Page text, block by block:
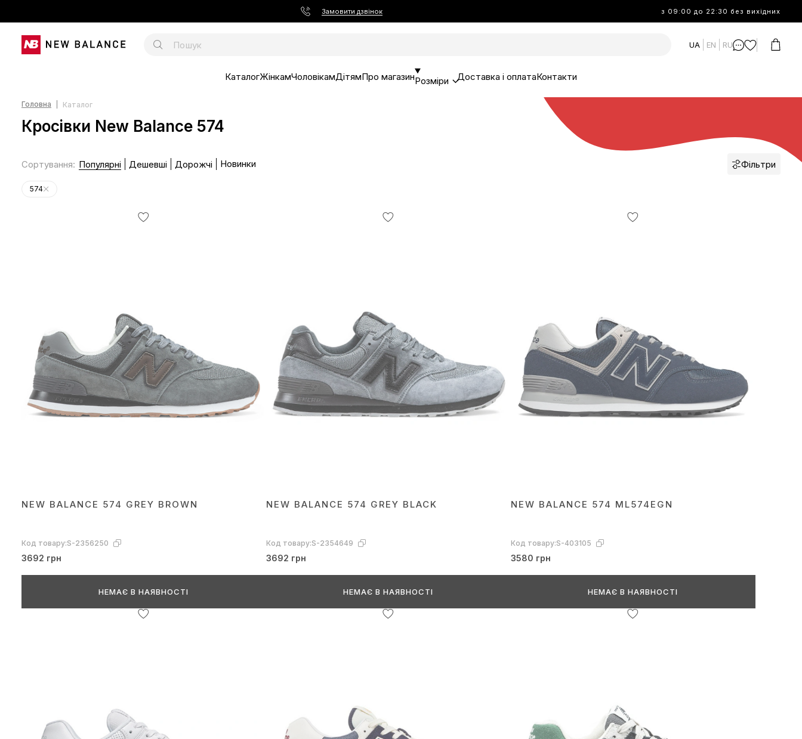
Замовити дзвінок з 09:00 до 22:30 без вихідних
UA EN RU
КаталогЖінкамЧоловікамДітямПро магазинРозміри Доставка і оплатаКонтакти
Головна Каталог
Кросівки New Balance 574
Сортування: Популярні Дешевші Дорожчі Новинки Фільтри
574
NEW BALANCE 574 GREY BROWN
Код товару:S-2356250
3692 грн
НЕМАЄ В НАЯВНОСТІ
NEW BALANCE 574 GREY BLACK
Код товару:S-2354649
3692 грн
НЕМАЄ В НАЯВНОСТІ
NEW BALANCE 574 ML574EGN
Код товару:S-403105
3580 грн
НЕМАЄ В НАЯВНОСТІ